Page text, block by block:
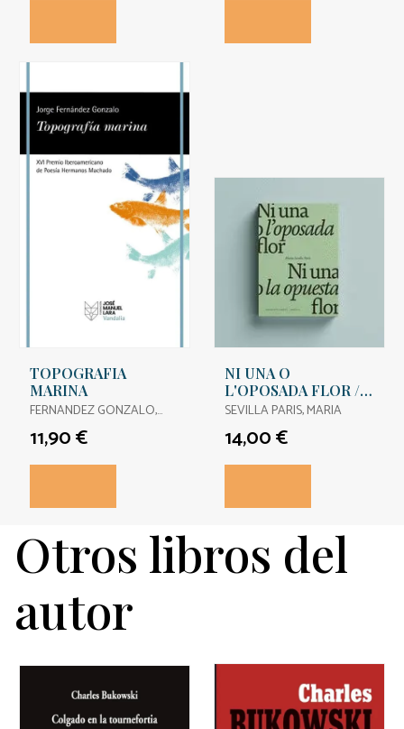
TOPOGRAFIA
MARINA
FERNANDEZ GONZALO,
JORGE
11,90 €
NI UNA O
L'OPOSADA FLOR /
NI UNA NI LA
SEVILLA PARIS, MARIA
14,00 €
Otros libros del
autor